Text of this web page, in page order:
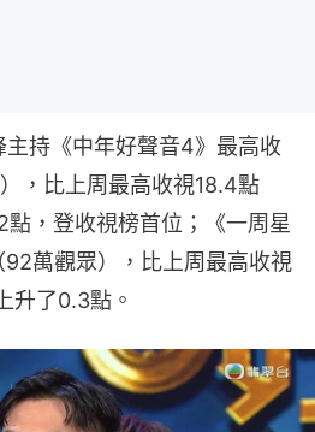
持《中年好聲音4》最高收
，比上周最高收視18.4點
點，登收視榜首位；《一周星
萬觀眾），比上周最高收視
升了0.3點。